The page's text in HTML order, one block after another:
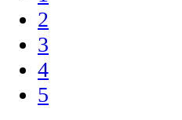
2
3
4
5